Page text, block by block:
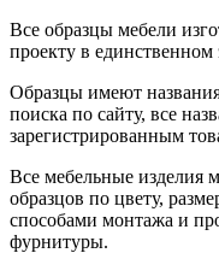
Все образцы мебели
проекту в единственном
Образцы имеют
поиска по сайту, все
зарегистрированным
Все мебельные изделия
образцов по цвету,
способами монтажа и
фурнитуры.